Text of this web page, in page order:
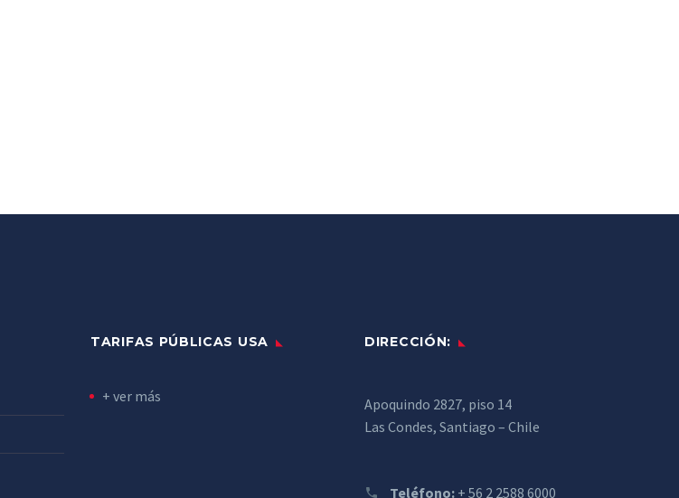
TARIFAS PÚBLICAS USA
+ ver más
DIRECCIÓN:
Apoquindo 2827, piso 14
Las Condes, Santiago – Chile
Teléfono: + 56 2 2588 6000